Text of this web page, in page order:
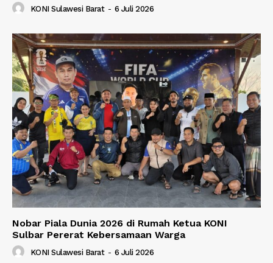
KONI Sulawesi Barat - 6 Juli 2026
Nobar Piala Dunia 2026 di Rumah Ketua KONI
Sulbar Pererat Kebersamaan Warga
KONI Sulawesi Barat - 6 Juli 2026